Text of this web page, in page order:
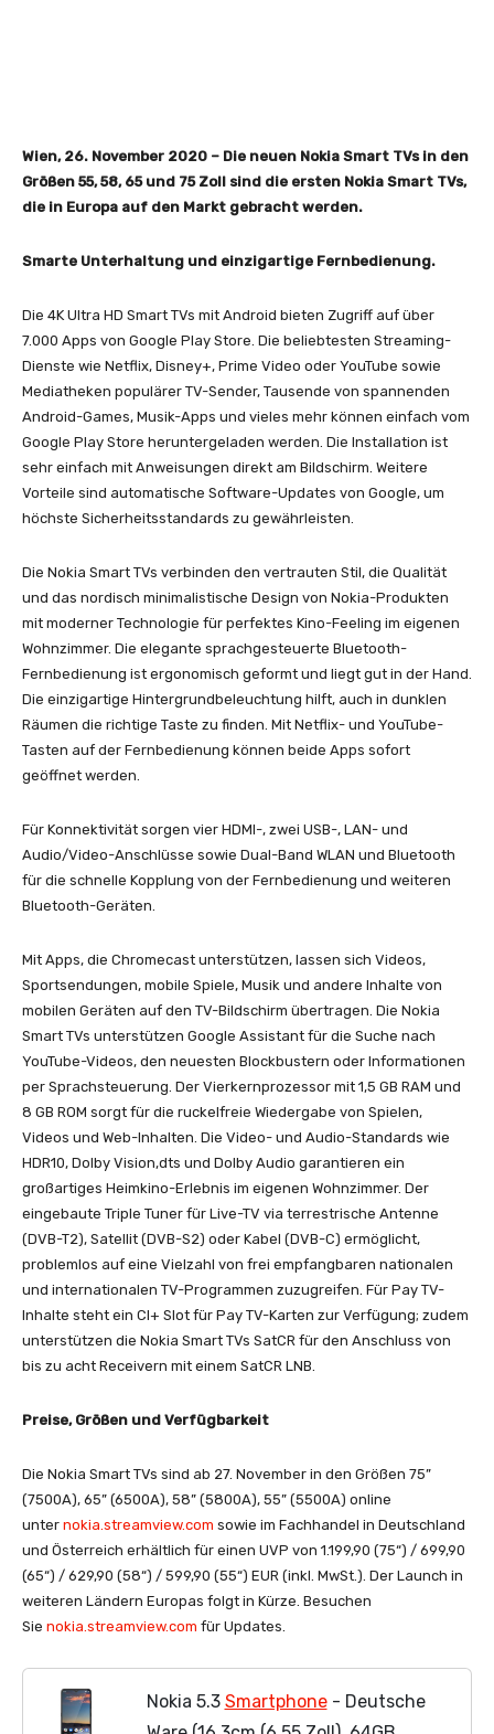
Wien, 26. November 2020 – Die neuen Nokia Smart TVs in den
Größen 55, 58, 65 und 75 Zoll sind die ersten Nokia Smart TVs,
die in Europa auf den Markt gebracht werden.
Smarte Unterhaltung und einzigartige Fernbedienung.
Die 4K Ultra HD Smart TVs mit Android bieten Zugriff auf über
7.000 Apps von Google Play Store. Die beliebtesten Streaming-
Dienste wie Netflix, Disney+, Prime Video oder YouTube sowie
Mediatheken populärer TV-Sender, Tausende von spannenden
Android-Games, Musik-Apps und vieles mehr können einfach vom
Google Play Store heruntergeladen werden. Die Installation ist
sehr einfach mit Anweisungen direkt am Bildschirm. Weitere
Vorteile sind automatische Software-Updates von Google, um
höchste Sicherheitsstandards zu gewährleisten.
Die Nokia Smart TVs verbinden den vertrauten Stil, die Qualität
und das nordisch minimalistische Design von Nokia-Produkten
mit moderner Technologie für perfektes Kino-Feeling im eigenen
Wohnzimmer. Die elegante sprachgesteuerte Bluetooth-
Fernbedienung ist ergonomisch geformt und liegt gut in der Hand.
Die einzigartige Hintergrundbeleuchtung hilft, auch in dunklen
Räumen die richtige Taste zu finden. Mit Netflix- und YouTube-
Tasten auf der Fernbedienung können beide Apps sofort
geöffnet werden.
Für Konnektivität sorgen vier HDMI-, zwei USB-, LAN- und
Audio/Video-Anschlüsse sowie Dual-Band WLAN und Bluetooth
für die schnelle Kopplung von der Fernbedienung und weiteren
Bluetooth-Geräten.
Mit Apps, die Chromecast unterstützen, lassen sich Videos,
Sportsendungen, mobile Spiele, Musik und andere Inhalte von
mobilen Geräten auf den TV-Bildschirm übertragen. Die Nokia
Smart TVs unterstützen Google Assistant für die Suche nach
YouTube-Videos, den neuesten Blockbustern oder Informationen
per Sprachsteuerung. Der Vierkernprozessor mit 1,5 GB RAM und
8 GB ROM sorgt für die ruckelfreie Wiedergabe von Spielen,
Videos und Web-Inhalten. Die Video- und Audio-Standards wie
HDR10, Dolby Vision,dts und Dolby Audio garantieren ein
großartiges Heimkino-Erlebnis im eigenen Wohnzimmer. Der
eingebaute Triple Tuner für Live-TV via terrestrische Antenne
(DVB-T2), Satellit (DVB-S2) oder Kabel (DVB-C) ermöglicht,
problemlos auf eine Vielzahl von frei empfangbaren nationalen
und internationalen TV-Programmen zuzugreifen. Für Pay TV-
Inhalte steht ein CI+ Slot für Pay TV-Karten zur Verfügung; zudem
unterstützen die Nokia Smart TVs SatCR für den Anschluss von
bis zu acht Receivern mit einem SatCR LNB.
Preise, Größen und Verfügbarkeit
Die Nokia Smart TVs sind ab 27. November in den Größen 75”
(7500A), 65” (6500A), 58” (5800A), 55” (5500A) online
unter nokia.streamview.com sowie im Fachhandel in Deutschland
und Österreich erhältlich für einen UVP von 1.199,90 (75“) / 699,90
(65“) / 629,90 (58“) / 599,90 (55“) EUR (inkl. MwSt.). Der Launch in
weiteren Ländern Europas folgt in Kürze. Besuchen
Sie nokia.streamview.com für Updates.
Nokia 5.3 Smartphone- Deutsche